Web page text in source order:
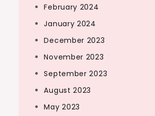
February 2024
January 2024
December 2023
November 2023
September 2023
August 2023
May 2023